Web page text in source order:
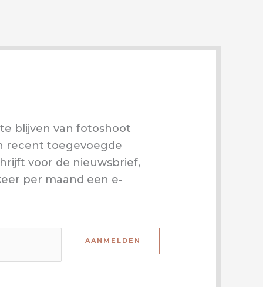
blijven van fotoshoot
recent toegevoegde
voor de nieuwsbrief,
per maand een e-
AANMELDEN